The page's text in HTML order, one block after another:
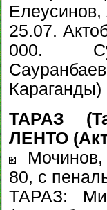
25.07.
000.
Караганды)
ТАРАЗ
ЛЕНТО
80, с
ТАРАЗ: